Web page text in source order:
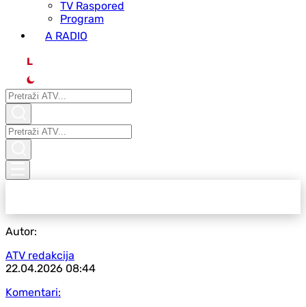
ТV Raspored
Program
A RADIO
L
Autor:
ATV redakcija
22.04.2026 08:44
Komentari: